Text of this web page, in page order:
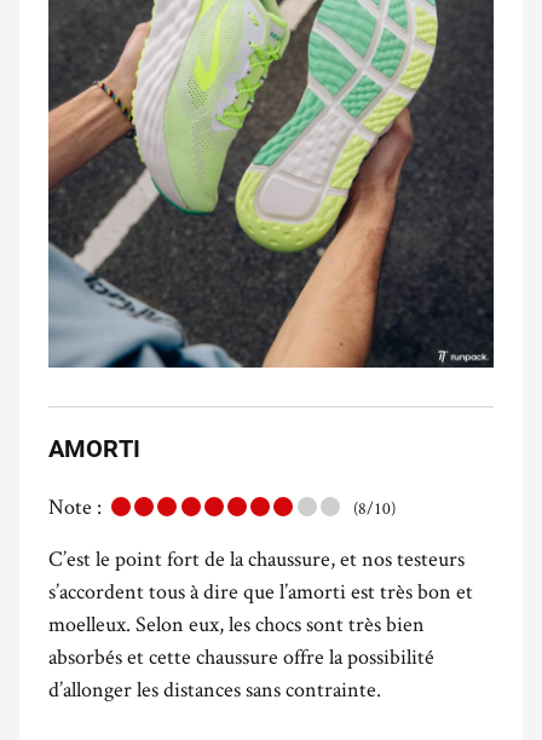
AMORTI
Note : (8/10)
C’est le point fort de la chaussure, et nos testeurs
s’accordent tous à dire que l’amorti est très bon et
moelleux. Selon eux, les chocs sont très bien
absorbés et cette chaussure offre la possibilité
d’allonger les distances sans contrainte.